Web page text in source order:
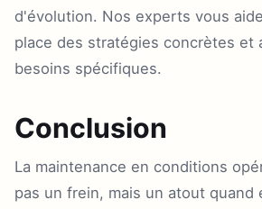
d'évolution. Nos experts vous
place des stratégies concrètes et
besoins spécifiques.
Conclusion
La maintenance en conditions
pas un frein, mais un atout quand